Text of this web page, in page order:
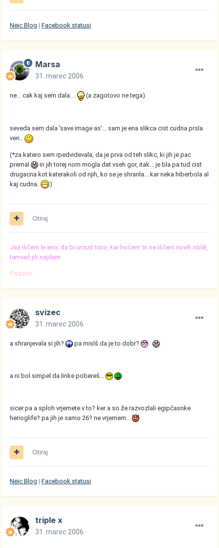
Nejc Blog |Facebook statusi
Marsa
31. marec 2006
ne... cak kaj sem dala.... (a zagotovo ne tega)
seveda sem dala 'save image as'... sam je ena slikca cist cudna prsla
ven..
(*za katero sem rpedvidevala, da je prva od teh slikc, ki jih je pac
premal
in jih torej nom mogla dat vseh gor, itak... je bla pa tud cist
drugacna kot katerakoli od njih, ko se je shranla... kar neka hiberbola al
kaj cudna.
)
Citiraj
Jaz iščem le eno; da bi izrazil tisto, kar hočem. In ne iščem novih oblik,
temveč jih najdem.
Picasso
svizec
31. marec 2006
a shranjevala si jih? pa mislš da je to dobr?
a ni bol simpel da linke pobereš...
sicer pa a sploh vrjemete v to? ker a so že razvozlali egipčasnke
herioglife? pa jih je samo 26? ne vrjemem...
Citiraj
Nejc Blog |Facebook statusi
triple x
31. marec 2006